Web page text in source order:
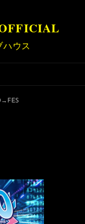
ウス